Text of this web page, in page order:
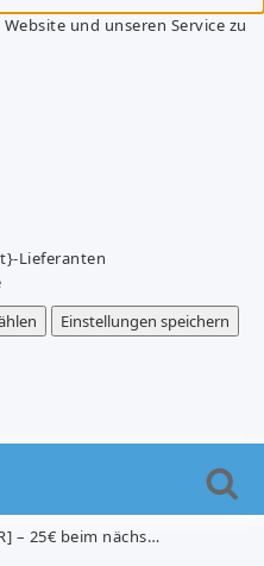
und unseren Service zu
Lieferanten
Einstellungen speichern
beim nächsten Parfümkauf sparen